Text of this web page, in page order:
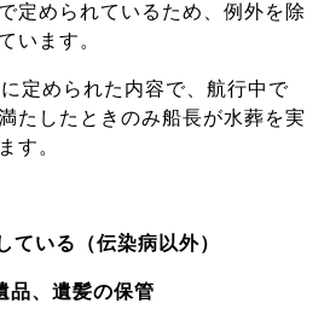
定められているため、例外を除
います。
定められた内容で、航行中で
たしたときのみ船長が水葬を実
す。
ている（伝染病以外）
品、遺髪の保管